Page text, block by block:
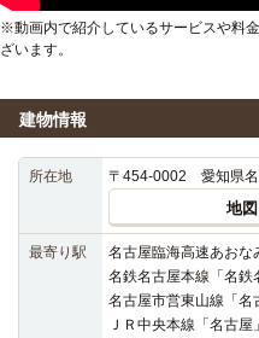
※動画内で紹介しているサービスや料
ざいます。
建物情報
所在地 〒454-0002 愛知県名
地
最寄り駅
名古屋臨海高速あおな
名鉄名古屋本線「名鉄
名古屋市営東山線「名
ＪＲ中央本線「名古